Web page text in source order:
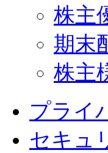
株主
期末
株主
プライ
セキュ